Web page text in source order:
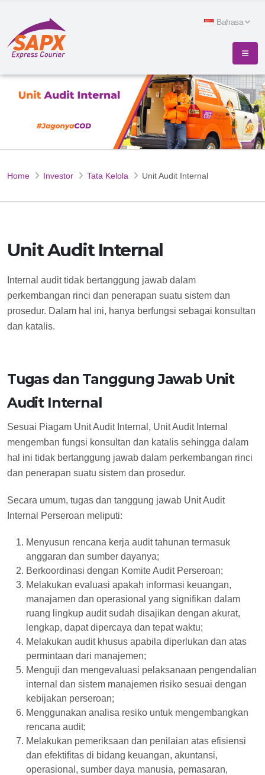
Bahasa
Home Investor Tata Kelola Unit Audit Internal
Unit Audit Internal
Internal audit tidak bertanggung jawab dalam
perkembangan rinci dan penerapan suatu sistem dan
prosedur. Dalam hal ini, hanya berfungsi sebagai konsultan
dan katalis.
Tugas dan Tanggung Jawab Unit
Audit Internal
Sesuai Piagam Unit Audit Internal, Unit Audit Internal
mengemban fungsi konsultan dan katalis sehingga dalam
hal ini tidak bertanggung jawab dalam perkembangan rinci
dan penerapan suatu sistem dan prosedur.
Secara umum, tugas dan tanggung jawab Unit Audit
Internal Perseroan meliputi:
Menyusun rencana kerja audit tahunan termasuk
anggaran dan sumber dayanya;
Berkoordinasi dengan Komite Audit Perseroan;
Melakukan evaluasi apakah informasi keuangan,
manajamen dan operasional yang signifikan dalam
ruang lingkup audit sudah disajikan dengan akurat,
lengkap, dapat dipercaya dan tepat waktu;
Melakukan audit khusus apabila diperlukan dan atas
permintaan dari manajemen;
Menguji dan mengevaluasi pelaksanaan pengendalian
internal dan sistem manajemen risiko sesuai dengan
kebijakan perseroan;
Menggunakan analisa resiko untuk mengembangkan
rencana audit;
Melakukan pemeriksaan dan penilaian atas efisiensi
dan efektifitas di bidang keuangan, akuntansi,
operasional, sumber daya manusia, pemasaran,